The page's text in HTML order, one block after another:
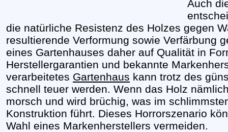
Auch
die natürliche Resistenz des Holzes gegen
resultierende Verformung sowie Verfärbung
eines Gartenhauses daher auf Qualität in
Herstellergarantien und bekannte
verarbeitetes Gartenhaus kann trotz des
schnell teuer werden. Wenn das Holz
morsch und wird brüchig, was im
Konstruktion führt. Dieses Horrorszenario
Wahl eines Markenherstellers vermeiden.